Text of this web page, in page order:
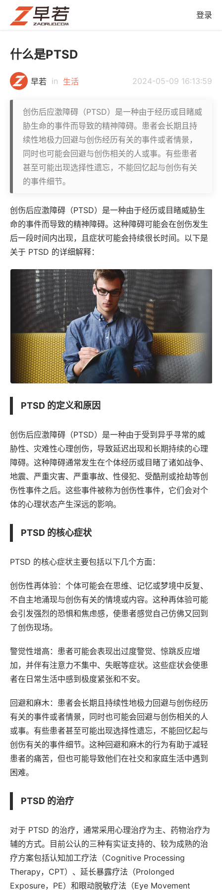
登录
什么是PTSD
早若 in 生活 2024-05-09 16:13:59
创伤后应激障碍（PTSD）是一种由于经历或目睹威
胁生命的事件而导致的精神障碍。患者会长期且持
续性地极力回避与创伤经历有关的事件或者情景，
同时也可能会回避与创伤相关的人或事。有些患者
甚至可能出现选择性遗忘，不能回忆起与创伤有关
的事件细节。
创伤后应激障碍（PTSD）是一种由于经历或目睹威胁生
命的事件而导致的精神障碍。这种障碍可能会在创伤发生
后一段时间内出现，且症状可能会持续很长时间。以下是
关于 PTSD 的详细解释：
PTSD 的定义和原因
创伤后应激障碍（PTSD）是一种由于受到异乎寻常的威
胁性、灾难性心理创伤，导致延迟出现和长期持续的心理
障碍。这种障碍通常发生在个体经历或目睹了诸如战争、
地震、严重灾害、严重事故、性侵犯、受酷刑或抢劫等创
伤性事件之后。这些事件被称为创伤性事件，它们会对个
体的心理状态产生深远的影响。
PTSD 的核心症状
PTSD 的核心症状主要包括以下几个方面：
创伤性再体验：个体可能会在思维、记忆或梦境中反复、
不自主地涌现与创伤有关的情境或内容。这种再体验可能
会引发强烈的恐惧和焦虑感，使患者感觉自己仿佛又回到
了创伤现场。
警觉性增高：患者可能会表现出过度警觉、惊跳反应增
加，并伴有注意力不集中、失眠等症状。这些症状会使患
者在日常生活中感到极度紧张和不安。
回避和麻木：患者会长期且持续性地极力回避与创伤经历
有关的事件或者情景，同时也可能会回避与创伤相关的人
或事。有些患者甚至可能出现选择性遗忘，不能回忆起与
创伤有关的事件细节。这种回避和麻木的行为有助于减轻
患者的痛苦，但也可能导致他们在社交和家庭生活中遇到
困难。
PTSD 的治疗
对于 PTSD 的治疗，通常采用心理治疗为主、药物治疗为
辅的方式。目前公认的三种有实证支持的、较为成熟的治
疗方案包括认知加工疗法（Cognitive Processing
Therapy，CPT）、延长暴露疗法（Prolonged
Exposure，PE）和眼动脱敏疗法（Eye Movement